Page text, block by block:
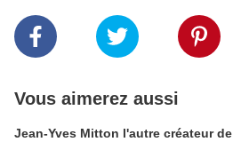
Vous aimerez aussi
Jean-Yves Mitton l'autre créateur de